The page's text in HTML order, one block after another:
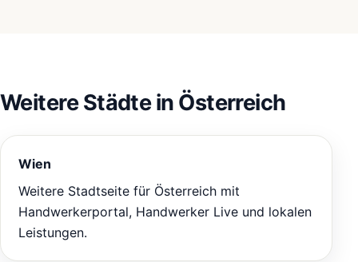
Weitere Städte in Österreich
Wien
Weitere Stadtseite für Österreich mit
Handwerkerportal, Handwerker Live und lokalen
Leistungen.